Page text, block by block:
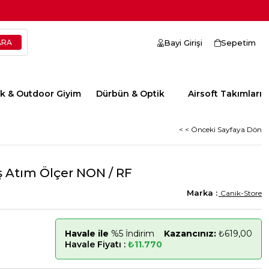
& Outdoor Giyim Dürbün & Optik Airsoft Takımları
Sepetim
Bayi Girişi
< < Önceki Sayfaya Dön
Ölçer NON / RF
Canik-Store
Havale ile %5 İndirim Kazancınız: ₺619,00
Havale Fiyatı : ₺11.770